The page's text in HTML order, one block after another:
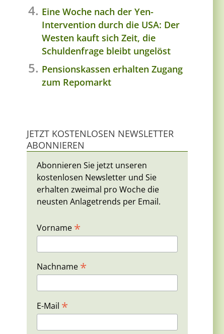
Eine Woche nach der Yen-
Intervention durch die USA: Der
Westen kauft sich Zeit, die
Schuldenfrage bleibt ungelöst
Pensionskassen erhalten Zugang
zum Repomarkt
JETZT KOSTENLOSEN NEWSLETTER
ABONNIEREN
Abonnieren Sie jetzt unseren
kostenlosen Newsletter und Sie
erhalten zweimal pro Woche die
neusten Anlagetrends per Email.
Vorname *
Nachname *
E-Mail *